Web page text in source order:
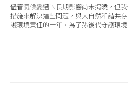
儘管氣候變遷的長期影響尚未揭曉，但
措施來解決這些問題，與大自然和諧共
護環境責任的一年，為子孫後代守護環境